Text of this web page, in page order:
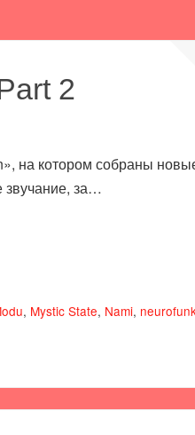
2
на котором собраны
звучание, за…
, Mystic State, Nami, neurofunk